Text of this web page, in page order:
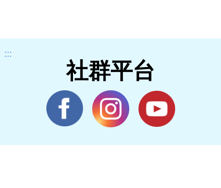
:::
社群平台